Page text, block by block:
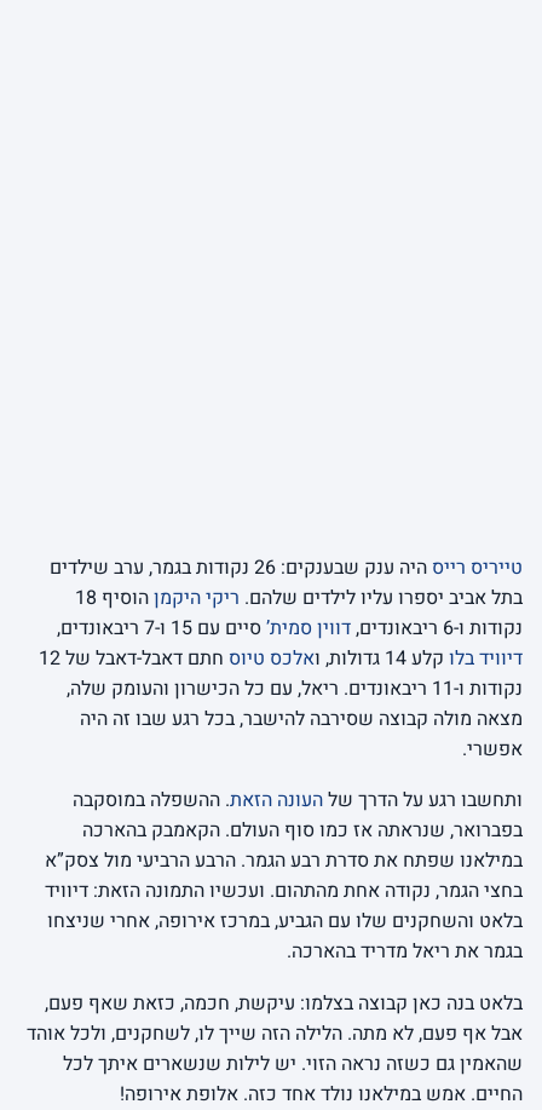
טייריס רייס
היה ענק שבענקים: 26 נקודות בגמר, ערב שילדים
בתל אביב יספרו עליו לילדים שלהם. ריקי היקמן
הוסיף 18
נקודות ו-6 ריבאונדים,
דווין סמית’סיים עם 15 ו-7 ריבאונדים,
דיוויד בלו קלע 14 גדולות, ו אלכס טיוס
חתם דאבל-דאבל של 12
נקודות ו-11 ריבאונדים. ריאל, עם כל הכישרון והעומק שלה,
מצאה מולה קבוצה שסירבה להישבר, בכל רגע שבו זה היה
אפשרי.
ותחשבו רגע על הדרך שלהעונה הזאת. ההשפלה במוסקבה
בפברואר, שנראתה אז כמו סוף העולם. הקאמבק בהארכה
במילאנו שפתח את סדרת רבע הגמר. הרבע הרביעי מול צסק”א
בחצי הגמר, נקודה אחת מהתהום. ועכשיו התמונה הזאת: דיוויד
בלאט והשחקנים שלו עם הגביע, במרכז אירופה, אחרי שניצחו
בגמר את ריאל מדריד בהארכה.
בלאט בנה כאן קבוצה בצלמו: עיקשת, חכמה, כזאת שאף פעם,
אבל אף פעם, לא מתה. הלילה הזה שייך לו, לשחקנים, ולכל אוהד
שהאמין גם כשזה נראה הזוי. יש לילות שנשארים איתך לכל
החיים. אמש במילאנו נולד אחד כזה. אלופת אירופה!